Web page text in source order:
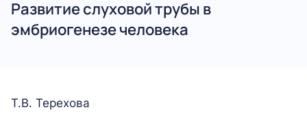
Развитие слуховой трубы в
эмбриогенезе человека
Т.В. Терехова